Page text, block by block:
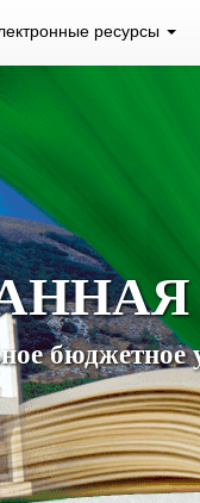
ресурсы
бюджетное